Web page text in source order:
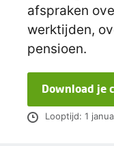
afspraken
werktijden,
pensioen.
Download je
Looptijd: 1